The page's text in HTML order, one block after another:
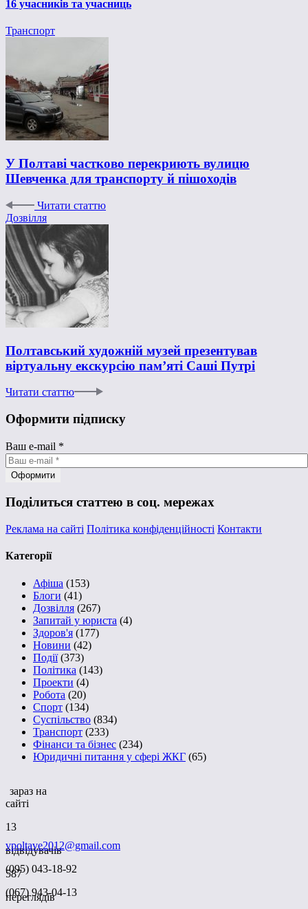
16 учасників та учасниць
Транспорт
У Полтаві частково перекриють вулицю
Шевченка для транспорту й пішоходів
Читати статтю
Дозвілля
Полтавський художній музей презентував
віртуальну екскурсію пам’яті Саші Путрі
Читати статтю
Оформити підписку
Ваш e-mail *
Поділиться статтею в соц. мережах
Реклама на сайті Політика конфіденційності Контакти
Категорії
Афіша (153)
Блоги (41)
Дозвілля (267)
Запитай у юриста (4)
Здоров'я (177)
Новини (42)
Події(373)
Політика (143)
Проекти (4)
Робота (20)
Спорт (134)
Суспільство (834)
Транспорт (233)
Фінанси та бізнес (234)
Юридичні питання у сфері ЖКГ (65)
зараз на
сайті
13
відвідувачів
587
переглядів
vpoltave2012@gmail.com
(095) 043-18-92
(067) 943-04-13